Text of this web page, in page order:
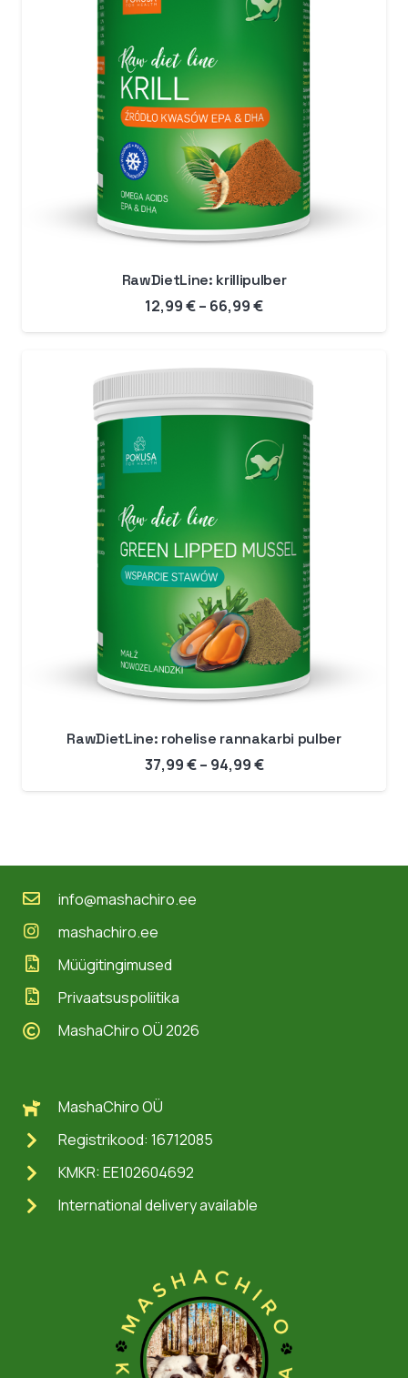
RawDietLine: krillipulber
12,99€– 66,99€Hinnavahemik:
12,99 €
66,99 €
RawDietLine: rohelise rannakarbi pulber
37,99€ – 94,99€Hinnavahemik:
37,99 €
MashaChiro OÜ
Registrikood: 16712085
KMKR: EE102604692
International delivery available
info@mashachiro.ee
mashachiro.ee
Müügitingimused
Privaatsuspoliitika
MashaChiro OÜ 2026